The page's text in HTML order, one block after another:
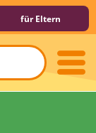
für Eltern